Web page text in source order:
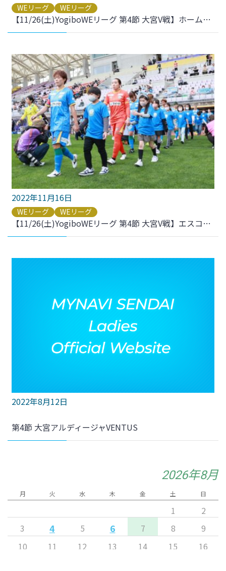
WEリーグ WEリーグ
【11/26(土)YogiboWEリーグ 第4節 大宮V戦】ホームゲームのご案内
2022年11月16日
WEリーグ WEリーグ
【11/26(土)YogiboWEリーグ 第4節 大宮V戦】エスコートキッズ募集のお知らせ
2022年8月12日
第4節 大宮アルディージャVENTUS
2026年8月
月 火 水 木 金 土 日
1
2
3
4 5 6 7 8
9
10
11 12 13 14 15
16